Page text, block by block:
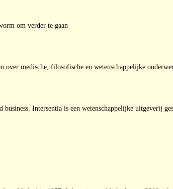
om verder te gaan
medische, filosofische en wetenschappelijke
Intersentia is een wetenschappelijke uitgeverij